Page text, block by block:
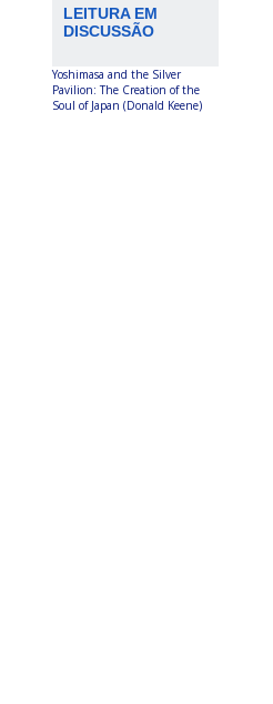
LEITURA EM
DISCUSSÃO
Yoshimasa and the Silver
Pavilion: The Creation of the
Soul of Japan (Donald Keene)